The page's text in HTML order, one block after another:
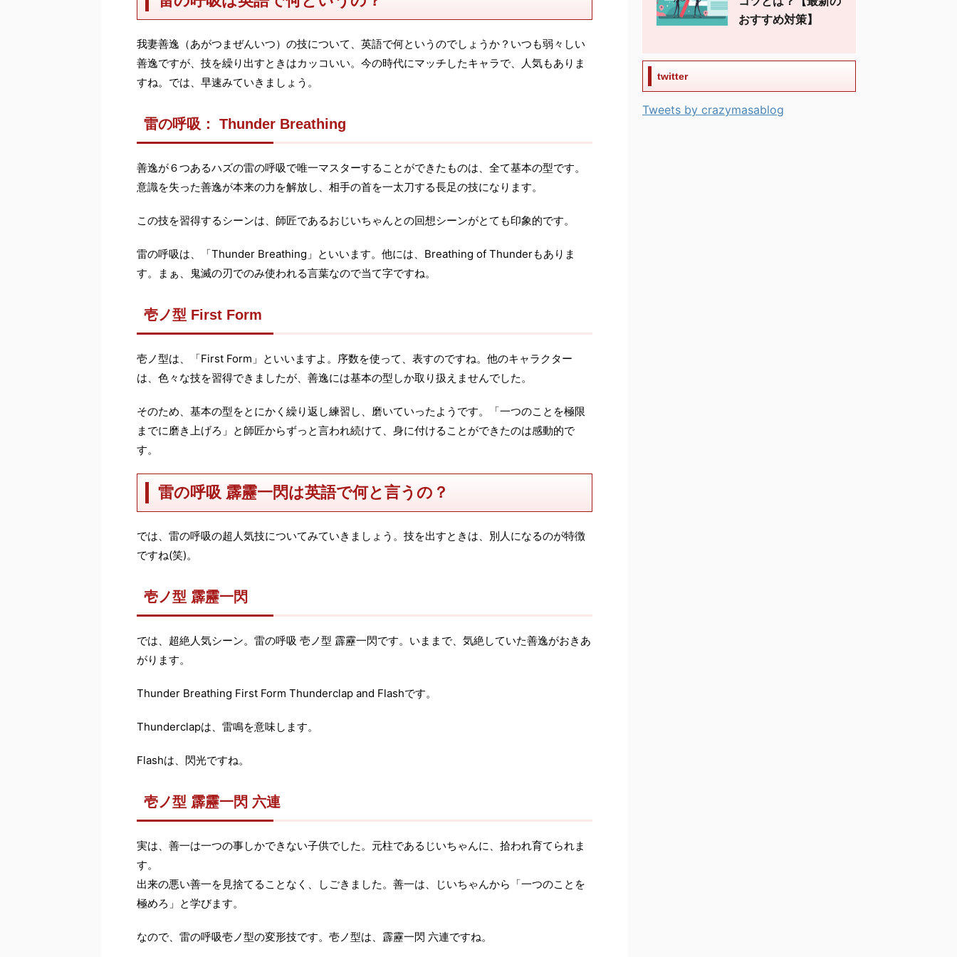
我妻善逸（あがつまぜんいつ）の技について、英語で何というのでしょうか？いつも弱々しい
善逸ですが、技を繰り出すときはカッコいい。今の時代にマッチしたキャラで、人気もありま
すね。では、早速みていきましょう。
雷の呼吸： Thunder Breathing
善逸が６つあるハズの雷の呼吸で唯一マスターすることができたものは、全て基本の型です。
意識を失った善逸が本来の力を解放し、相手の首を一太刀する長足の技になります。
この技を習得するシーンは、師匠であるおじいちゃんとの回想シーンがとても印象的です。
雷の呼吸は、「Thunder Breathing」といいます。他には、Breathing of Thunderもありま
す。まぁ、鬼滅の刃でのみ使われる言葉なので当て字ですね。
壱ノ型 First Form
壱ノ型は、「First Form」といいますよ。序数を使って、表すのですね。他のキャラクター
は、色々な技を習得できましたが、善逸には基本の型しか取り扱えませんでした。
そのため、基本の型をとにかく繰り返し練習し、磨いていったようです。「一つのことを極限
までに磨き上げろ」と師匠からずっと言われ続けて、身に付けることができたのは感動的で
す。
雷の呼吸 霹靂一閃は英語で何と言うの？
では、雷の呼吸の超人気技についてみていきましょう。技を出すときは、別人になるのが特徴
ですね(笑)。
壱ノ型 霹靂一閃
では、超絶人気シーン。雷の呼吸 壱ノ型 霹靂一閃です。いままで、気絶していた善逸がおきあ
がります。
Thunder Breathing First Form Thunderclap and Flashです。
Thunderclapは、雷鳴を意味します。
Flashは、閃光ですね。
壱ノ型 霹靂一閃 六連
実は、善一は一つの事しかできない子供でした。元柱であるじいちゃんに、拾われ育てられま
す。
出来の悪い善一を見捨てることなく、しごきました。善一は、じいちゃんから「一つのことを
極めろ」と学びます。
なので、雷の呼吸壱ノ型の変形技です。壱ノ型は、霹靂一閃 六連ですね。
おすすめ対策】
twitter
Tweets by crazymasablog